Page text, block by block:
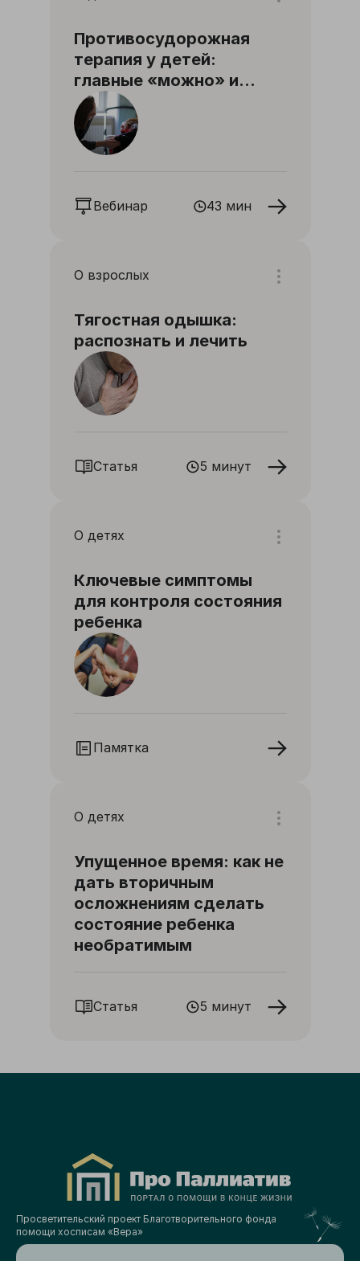
Противосудорожная
терапия у детей:
главные «можно» и
«нельзя»
Вебинар 43 мин
О взрослых
Тягостная одышка:
распознать и лечить
Статья 5 минут
О детях
Ключевые симптомы
для контроля состояния
ребенка
Памятка
О детях
Упущенное время: как не
дать вторичным
осложнениям сделать
состояние ребенка
необратимым
Статья 5 минут
Просветительский проект Благотворительного фонда
помощи хосписам «Вера»